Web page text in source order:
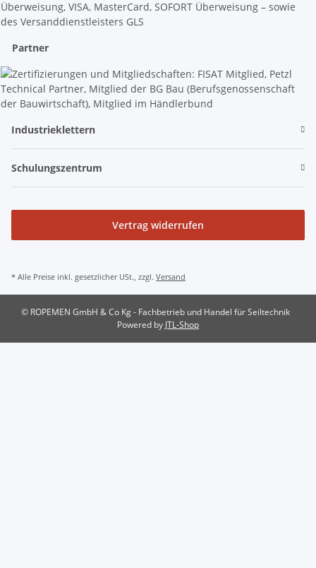
Partner
Industrieklettern
Schulungszentrum
Vertrag widerrufen
* Alle Preise inkl. gesetzlicher USt., zzgl. Versand
© ROPEMEN GmbH & Co Kg - Fachbetrieb und Handel für Seiltechnik
Powered by JTL-Shop